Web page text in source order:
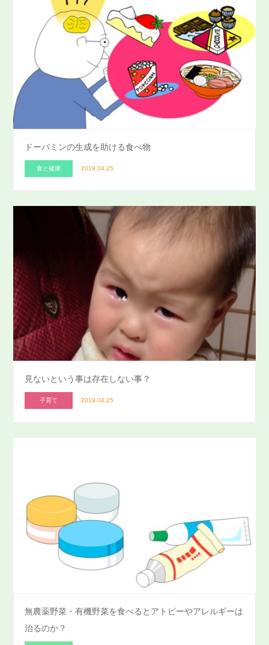
ドーパミンの生成を助ける食べ物
食と健康 2019.04.25
見ないという事は存在しない事？
子育て 2019.04.25
無農薬野菜・有機野菜を食べるとアトピーやアレルギーは
治るのか？